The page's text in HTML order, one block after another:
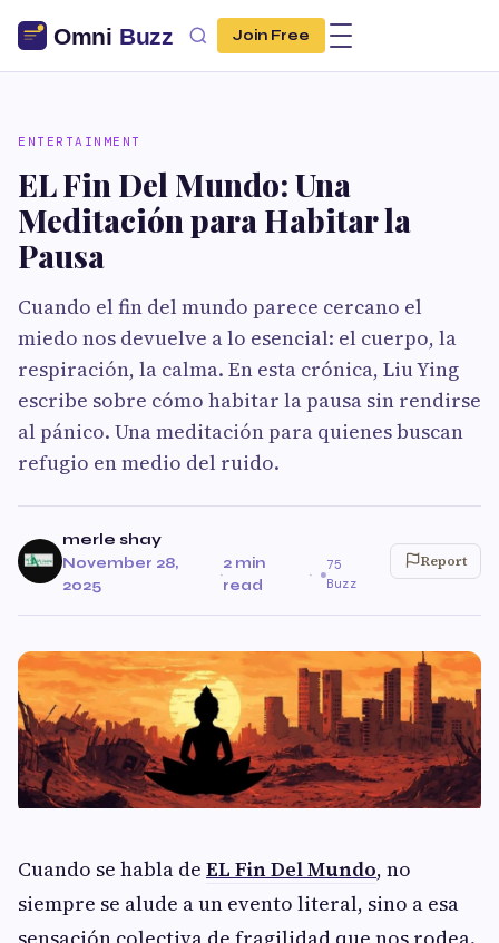
Join Free
ENTERTAINMENT
EL Fin Del Mundo: Una
Meditación para Habitar la
Pausa
Cuando el fin del mundo parece cercano el
miedo nos devuelve a lo esencial: el cuerpo, la
respiración, la calma. En esta crónica, Liu Ying
escribe sobre cómo habitar la pausa sin rendirse
al pánico. Una meditación para quienes buscan
refugio en medio del ruido.
merle shay
November 28,
2025
·
2 min
read
·
75
Buzz
Report
Cuando se habla de EL Fin Del Mundo, no
siempre se alude a un evento literal, sino a esa